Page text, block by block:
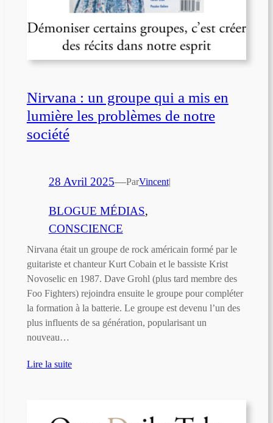
Nirvana : un groupe qui a mis en
lumière les problèmes de notre
société
28 Avril 2025—ParVincent|
BLOGUE MÉDIAS
CONSCIENCE
Nirvana était un groupe de rock américain formé par le
guitariste et chanteur Kurt Cobain et le bassiste Krist
Novoselic en 1987. Dave Grohl (plus tard membre des
Foo Fighters) rejoindra ensuite le groupe pour compléter
la formation à la batterie. Le groupe est devenu l’un des
plus influents de sa génération, popularisant un
nouveau…
Lire la suite